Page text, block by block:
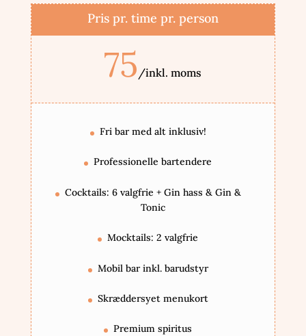
Pris pr. time pr. person
75 /inkl. moms
Fri bar med alt inklusiv!
Professionelle bartendere
Cocktails: 6 valgfrie + Gin hass & Gin &
Tonic
Mocktails: 2 valgfrie
Mobil bar inkl. barudstyr
Skræddersyet menukort
Premium spiritus